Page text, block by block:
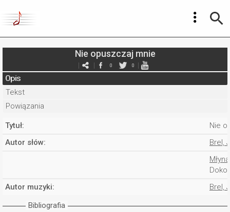
Nie opuszczaj mnie
0 0
Opis
Tekst
Powiązania
Tytuł:
Nie
Autor słów:
Brel,
Autor muzyki:
Brel,
Bibliografia